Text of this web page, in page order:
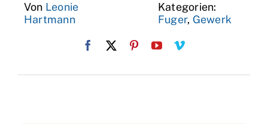
Von Leonie
Hartmann
Kategorien:
Fuger, Gewerk